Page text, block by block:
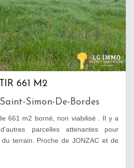
661 M2
Simon-De-Bordes
661 m2 borné, non viabilisé . Il y a
parcelles attenantes pour
terrain. Proche de JONZAC et de